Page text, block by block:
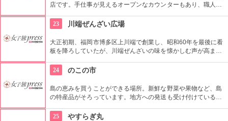
店です。手仕事が見えるオープンなカウンターもあり、職人の
のも魅力的です。鮮魚店専門だけに質、量、価格も満足で豪快
に海の幸が味わうことができます。
23 川端ぜんざい広場
大正初期、福岡市博多区上川端で創業し、昭和60年を最後に看
板を降ろしていたが、川端ぜんざいの味を懐かしむ声が高ま
しめる。
24 のこの市
島の恵みを買うことができる場所。新鮮な野菜や果物など、島
の特産品がそろっています。地方への発送も受け付けているの
ます。
25 やすらぎ丸